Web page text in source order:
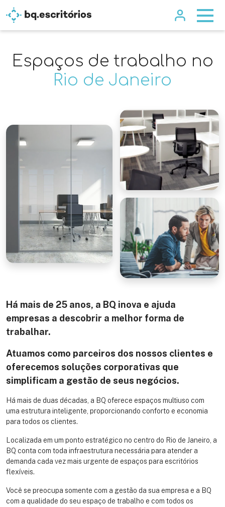
Espaços de trabalho no
Rio de Janeiro
Há mais de 25 anos, a BQ inova e ajuda
empresas a descobrir a melhor forma de
trabalhar.
Atuamos como parceiros dos nossos clientes e
oferecemos soluções corporativas que
simplificam a gestão de seus negócios.
Há mais de duas décadas, a BQ oferece espaços multiuso com
uma estrutura inteligente, proporcionando conforto e economia
para todos os clientes.
Localizada em um ponto estratégico no centro do Rio de Janeiro, a
BQ conta com toda infraestrutura necessária para atender a
demanda cada vez mais urgente de espaços para escritórios
flexíveis.
Você se preocupa somente com a gestão da sua empresa e a BQ
com a qualidade do seu espaço de trabalho e com todos os